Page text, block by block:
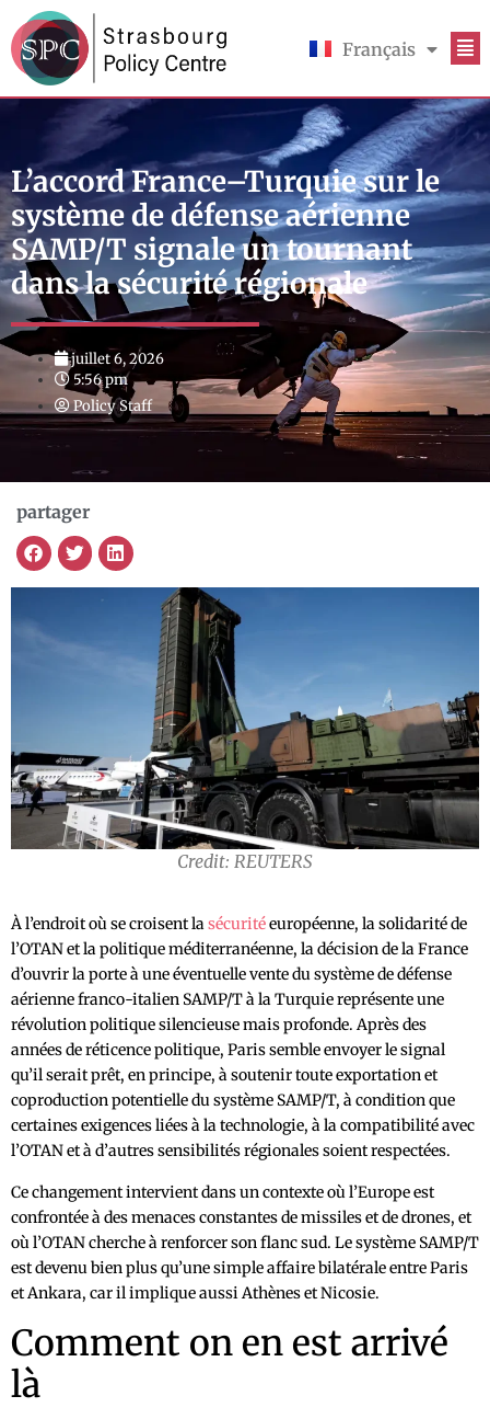
Français
English
L’accord France–Turquie sur le
système de défense aérienne
SAMP/T signale un tournant
dans la sécurité régionale
juillet 6, 2026
5:56 pm
Policy Staff
partager
Credit: REUTERS
À l’endroit où se croisent lasécuritéeuropéenne, la solidarité de
l’OTAN et la politique méditerranéenne, la décision de la France
d’ouvrir la porte à une éventuelle vente du système de défense
aérienne franco-italien SAMP/T à la Turquie représente une
révolution politique silencieuse mais profonde. Après des
années de réticence politique, Paris semble envoyer le signal
qu’il serait prêt, en principe, à soutenir toute exportation et
coproduction potentielle du système SAMP/T, à condition que
certaines exigences liées à la technologie, à la compatibilité avec
l’OTAN et à d’autres sensibilités régionales soient respectées.
Ce changement intervient dans un contexte où l’Europe est
confrontée à des menaces constantes de missiles et de drones, et
où l’OTAN cherche à renforcer son flanc sud. Le système SAMP/T
est devenu bien plus qu’une simple affaire bilatérale entre Paris
et Ankara, car il implique aussi Athènes et Nicosie.
Comment on en est arrivé
là